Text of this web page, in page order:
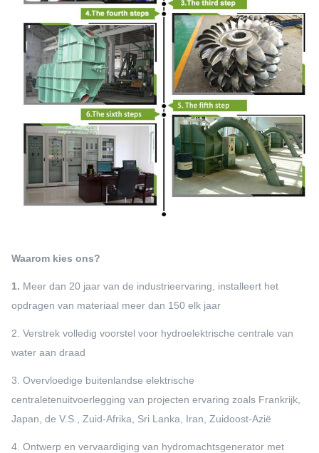
Waarom kies ons?
1. Meer dan 20 jaar van de industrieervaring, installeert het
opdragen van materiaal meer dan 150 elk jaar
2. Verstrek volledig voorstel voor hydroelektrische centrale van
water aan draad
3. Overvloedige buitenlandse elektrische
centraletenuitvoerlegging van projecten ervaring zoals Frankrijk,
Japan, de V.S., Zuid-Afrika, Sri Lanka, Iran, Zuidoost-Azië
4. Ontwerp en vervaardiging van hydromachtsgenerator met